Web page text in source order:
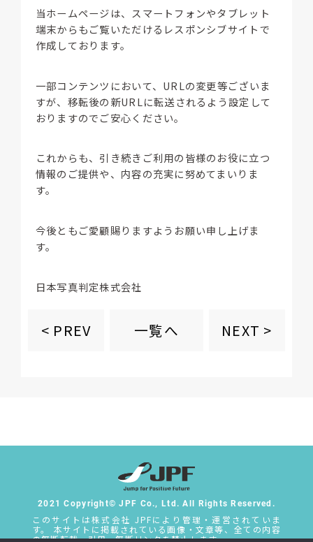
当ホームページは、スマートフォンやタブレット
端末からもご覧いただけるレスポンシブサイトで
作成しております。
一部コンテンツにおいて、URLの変更等ございま
すが、移転後の新URLに転送されるよう設定して
おりますのでご安心ください。
これからも、引き続きご利用の皆様のお役に立つ
情報のご提供や、内容の充実に努めてまいりま
す。
今後ともご愛顧賜りますようお願い申し上げま
す。
日本写真判定株式会社
< PREV NEXT >
一覧へ
2021 Copyright© JPF Co., Ltd. All Rights Reserved.
このサイトは株式会社 JPFにより管理・運営されていま
す。 本サイトに掲載されている画像・文章等、全ての内容
の無断転載・引用・無断リンクを禁止します。